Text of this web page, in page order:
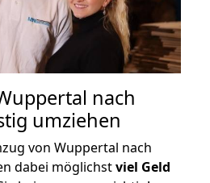
nach
umziehen
von Wuppertal nach
dabei möglichstviel Geld